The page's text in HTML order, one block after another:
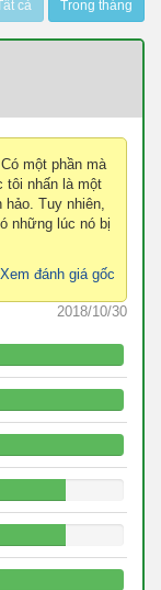
cả Trong tháng
một phần mà
tôi nhấn là một
Tuy nhiên,
những lúc nó bị
Xem đánh giá gốc
2018/10/30